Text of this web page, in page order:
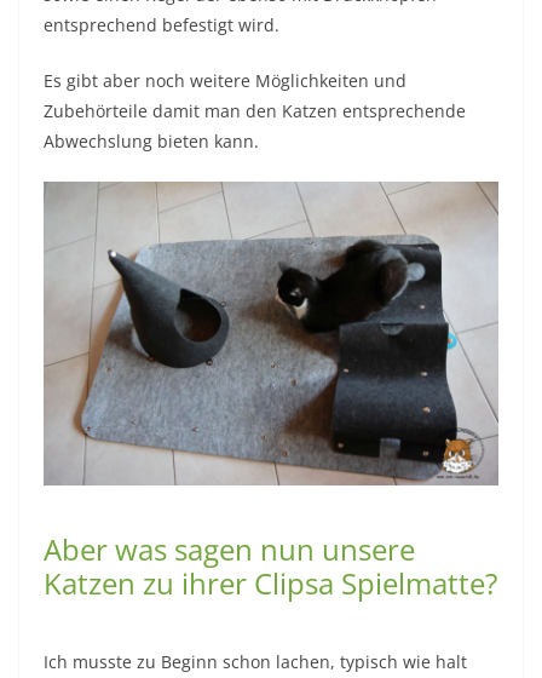
entsprechend befestigt wird.
Es gibt aber noch weitere Möglichkeiten und
Zubehörteile damit man den Katzen entsprechende
Abwechslung bieten kann.
Aber was sagen nun unsere
Katzen zu ihrer Clipsa Spielmatte?
Ich musste zu Beginn schon lachen, typisch wie halt